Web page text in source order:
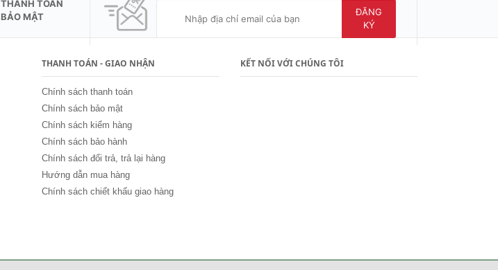
THANH TOÁN
BẢO MẬT
ĐĂNG
KÝ
THANH TOÁN - GIAO NHẬN
Chính sách thanh toán
Chính sách bảo mật
Chính sách kiểm hàng
Chính sách bảo hành
Chính sách đổi trả, trả lại hàng
Hướng dẫn mua hàng
Chính sách chiết khấu giao hàng
KẾT NỐI VỚI CHÚNG TÔI